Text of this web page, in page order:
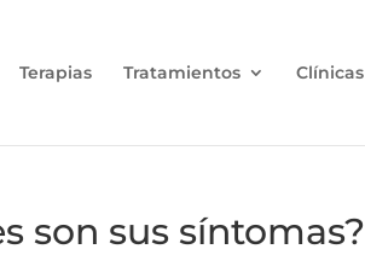
Terapias Tratamientos Clínicas
son sus síntomas?